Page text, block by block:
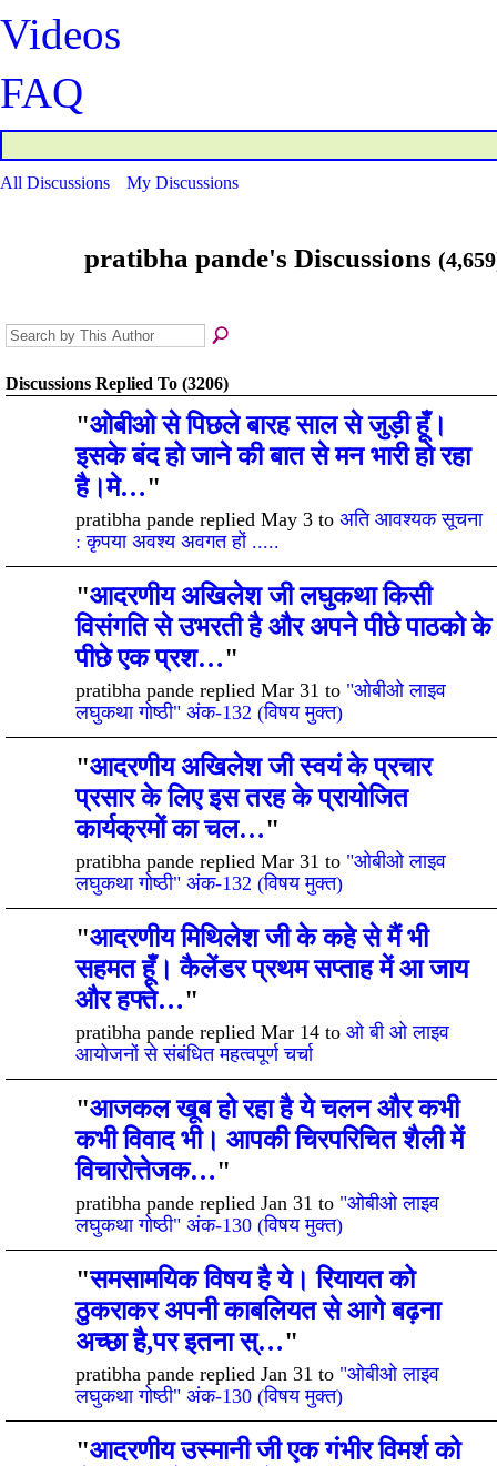
Videos
FAQ
All Discussions My Discussions
pratibha pande's Discussions
Discussions Replied To (3206)
"ओबीओ से पिछले बारह साल से जुड़ी हूँ।
इसके बंद हो जाने की बात से मन भारी हो रहा
है।मे…"
pratibha pande replied May 3 to अति आवश्यक सूचना
: कृपया अवश्य अवगत हों .....
"आदरणीय अखिलेश जी लघुकथा किसी
विसंगति से उभरती है और अपने पीछे पाठको के
पीछे एक प्रश…"
pratibha pande replied Mar 31 to "ओबीओ लाइव
लघुकथा गोष्ठी" अंक-132 (विषय मुक्त)
"आदरणीय अखिलेश जी स्वयं के प्रचार
प्रसार के लिए इस तरह के प्रायोजित
कार्यक्रमों का चल…"
pratibha pande replied Mar 31 to "ओबीओ लाइव
लघुकथा गोष्ठी" अंक-132 (विषय मुक्त)
"आदरणीय मिथिलेश जी के कहे से मैं भी
सहमत हूँ। कैलेंडर प्रथम सप्ताह में आ जाय
और हफ्ते…"
pratibha pande replied Mar 14 to ओ बी ओ लाइव
आयोजनों से संबंधित महत्वपूर्ण चर्चा
"आजकल खूब हो रहा है ये चलन और कभी
कभी विवाद भी। आपकी चिरपरिचित शैली में
विचारोत्तेजक…"
pratibha pande replied Jan 31 to "ओबीओ लाइव
लघुकथा गोष्ठी" अंक-130 (विषय मुक्त)
"समसामयिक विषय है ये। रियायत को
ठुकराकर अपनी काबलियत से आगे बढ़ना
अच्छा है,पर इतना स्…"
pratibha pande replied Jan 31 to "ओबीओ लाइव
लघुकथा गोष्ठी" अंक-130 (विषय मुक्त)
"आदरणीय उस्मानी जी एक गंभीर विमर्श को